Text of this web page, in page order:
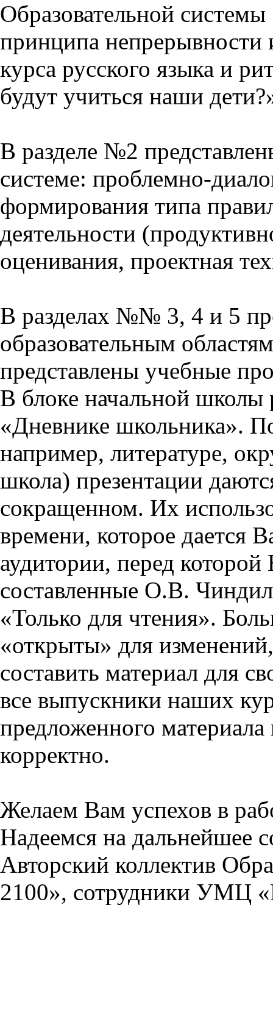
Образовательной
принципа непрерывности
курса русского языка и
будут учиться наши
В разделе №2
системе: проблемно-
формирования типа
деятельности
оценивания, проектная
В разделах №№ 3, 4 и 5
образовательным
представлены учебные
В блоке начальной школы
«Дневнике школьника».
например, литературе,
школа) презентации
сокращенном. Их
времени, которое дается
аудитории, перед
составленные О.В.
«Только для чтения».
«открыты» для
составить материал для
все выпускники наших
предложенного
корректно.
Желаем Вам успехов в
Надеемся на дальнейшее
Авторский коллектив
2100», сотрудники УМЦ